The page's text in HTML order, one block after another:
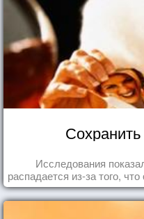
Исследования
распадается из-за того,
та роль,